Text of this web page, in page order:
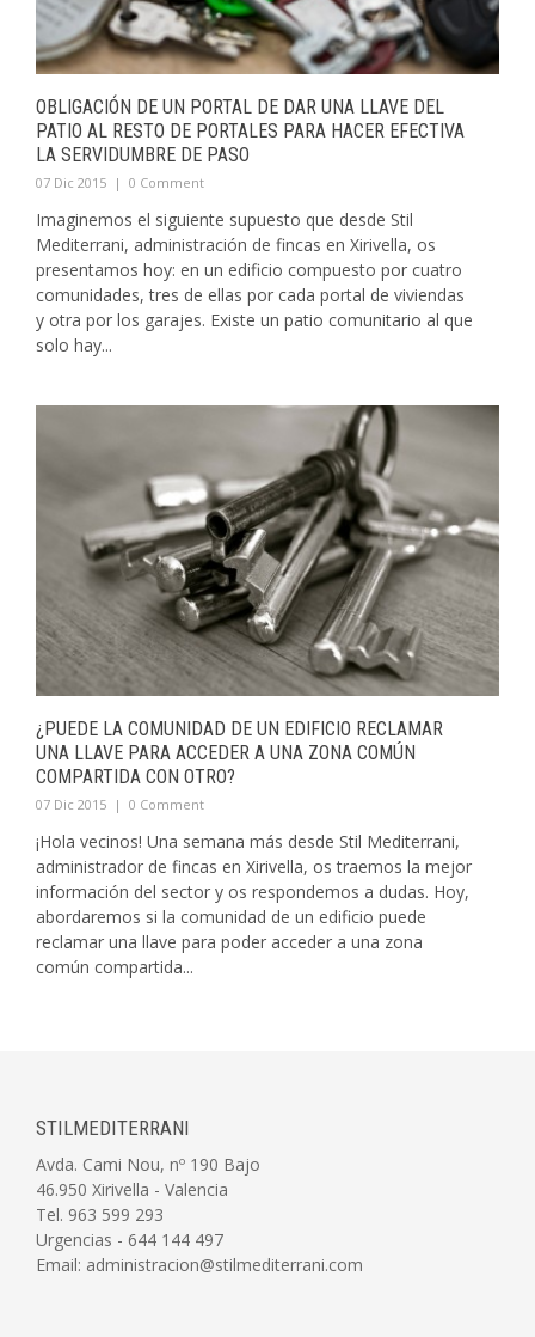
OBLIGACIÓN DE UN PORTAL DE DAR UNA LLAVE DEL
PATIO AL RESTO DE PORTALES PARA HACER EFECTIVA
LA SERVIDUMBRE DE PASO
07 Dic 2015 | 0 Comment
Imaginemos el siguiente supuesto que desde Stil
Mediterrani, administración de fincas en Xirivella, os
presentamos hoy: en un edificio compuesto por cuatro
comunidades, tres de ellas por cada portal de viviendas
y otra por los garajes. Existe un patio comunitario al que
solo hay...
¿PUEDE LA COMUNIDAD DE UN EDIFICIO RECLAMAR
UNA LLAVE PARA ACCEDER A UNA ZONA COMÚN
COMPARTIDA CON OTRO?
07 Dic 2015 | 0 Comment
¡Hola vecinos! Una semana más desde Stil Mediterrani,
administrador de fincas en Xirivella, os traemos la mejor
información del sector y os respondemos a dudas. Hoy,
abordaremos si la comunidad de un edificio puede
reclamar una llave para poder acceder a una zona
común compartida...
STILMEDITERRANI
Avda. Cami Nou, nº 190 Bajo
46.950 Xirivella - Valencia
Tel. 963 599 293
Urgencias - 644 144 497
Email: administracion@stilmediterrani.com